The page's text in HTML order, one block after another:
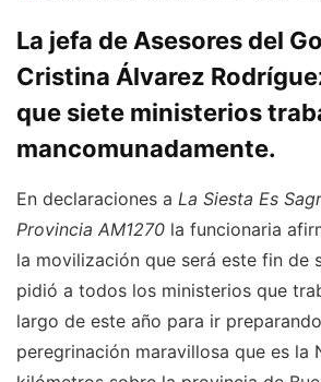
La jefa de Asesores del
Cristina Álvarez
que siete ministerios
mancomunadamente.
En declaraciones a La Siesta Es
Provincia AM1270 la funcionaria
la movilización que será este fin de
pidió a todos los ministerios que
largo de este año para ir
peregrinación maravillosa que es la